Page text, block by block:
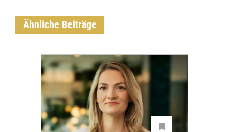
Ähnliche Beiträge